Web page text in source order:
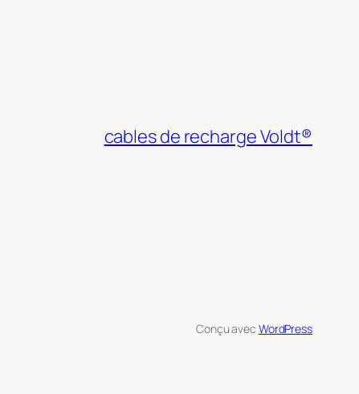
cables de recharge Voldt®
Conçu avec WordPress